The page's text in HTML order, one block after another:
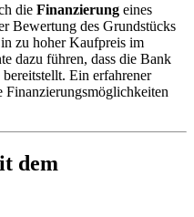
die Finanzierung eines
Bewertung des Grundstücks
zu hoher Kaufpreis im
dazu führen, dass die Bank
Ein erfahrener
Finanzierungsmöglichkeiten
dem